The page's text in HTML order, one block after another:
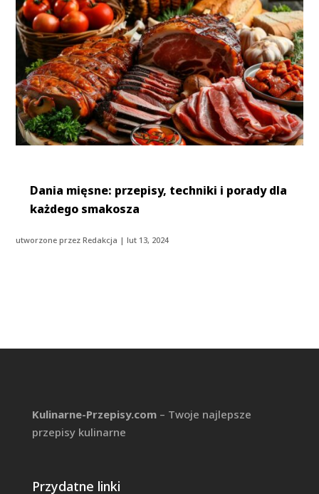
Dania mięsne: przepisy, techniki i porady dla
każdego smakosza
utworzone przezRedakcja |lut 13, 2024
Kulinarne-Przepisy.com– Twoje najlepsze
przepisy kulinarne
Przydatne linki